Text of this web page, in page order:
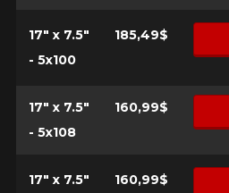
PLUS D'INFO
POUR UN TEMPS LIMITÉ SUR
MINIMUM DE 500$ AVANT TAXES.
PLUS D'INFO
17" x 7.5"
- 5x100
185,49$
17" x 7.5"
- 5x108
160,99$
17" x 7.5"
160,99$